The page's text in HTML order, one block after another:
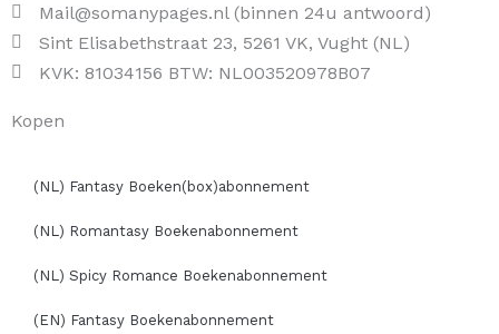
Mail@somanypages.nl (binnen 24u antwoord)
Sint Elisabethstraat 23, 5261 VK, Vught (NL)
KVK: 81034156 BTW: NL003520978B07
Kopen
(NL) Fantasy Boeken(box)abonnement
(NL) Romantasy Boekenabonnement
(NL) Spicy Romance Boekenabonnement
(EN) Fantasy Boekenabonnement